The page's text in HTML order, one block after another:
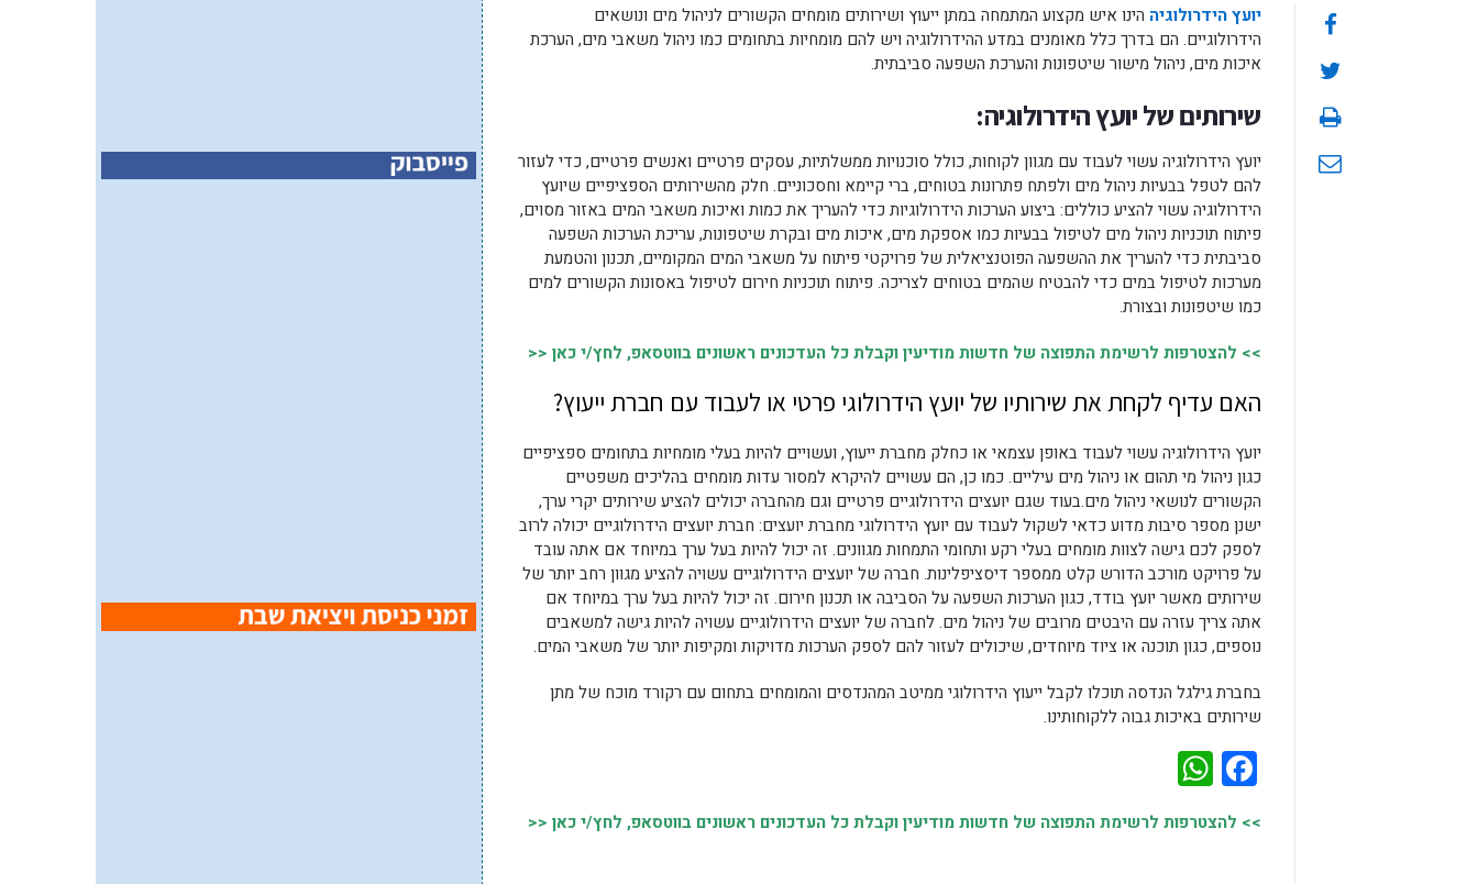
יועץ הידרולוגיה הינו איש מקצוע המתמחה במתן ייעוץ ושירותים מומחים הקשורים לניהול מים ונושאים
הידרולוגיים. הם בדרך כלל מאומנים במדע ההידרולוגיה ויש להם מומחיות בתחומים כמו ניהול משאבי מים, הערכת
איכות מים, ניהול מישור שיטפונות והערכת השפעה סביבתית.
שירותים של יועץ הידרולוגיה:
יועץ הידרולוגיה עשוי לעבוד עם מגוון לקוחות, כולל סוכנויות ממשלתיות, עסקים פרטיים ואנשים פרטיים, כדי לעזור
להם לטפל בבעיות ניהול מים ולפתח פתרונות בטוחים, ברי קיימא וחסכוניים. חלק מהשירותים הספציפיים שיועץ
הידרולוגיה עשוי להציע כוללים: ביצוע הערכות הידרולוגיות כדי להעריך את כמות ואיכות משאבי המים באזור מסוים,
פיתוח תוכניות ניהול מים לטיפול בבעיות כמו אספקת מים, איכות מים ובקרת שיטפונות, עריכת הערכות השפעה
סביבתית כדי להעריך את ההשפעה הפוטנציאלית של פרויקטי פיתוח על משאבי המים המקומיים, תכנון והטמעת
מערכות לטיפול במים כדי להבטיח שהמים בטוחים לצריכה. פיתוח תוכניות חירום לטיפול באסונות הקשורים למים
כמו שיטפונות ובצורת.
>> להצטרפות לרשימת התפוצה של חדשות מודיעין וקבלת כל העדכונים ראשונים בווטסאפ, לחץ/י כאן <<
האם עדיף לקחת את שירותיו של יועץ הידרולוגי פרטי או לעבוד עם חברת ייעוץ?
יועץ הידרולוגיה עשוי לעבוד באופן עצמאי או כחלק מחברת ייעוץ, ועשויים להיות בעלי מומחיות בתחומים ספציפיים
כגון ניהול מי תהום או ניהול מים עיליים. כמו כן, הם עשויים להיקרא למסור עדות מומחים בהליכים משפטיים
הקשורים לנושאי ניהול מים.בעוד שגם יועצים הידרולוגיים פרטיים וגם מהחברה יכולים להציע שירותים יקרי ערך,
ישנן מספר סיבות מדוע כדאי לשקול לעבוד עם יועץ הידרולוגי מחברת יועצים: חברת יועצים הידרולוגיים יכולה לרוב
לספק לכם גישה לצוות מומחים בעלי רקע ותחומי התמחות מגוונים. זה יכול להיות בעל ערך במיוחד אם אתה עובד
על פרויקט מורכב הדורש קלט ממספר דיסציפלינות. חברה של יועצים הידרולוגיים עשויה להציע מגוון רחב יותר של
שירותים מאשר יועץ בודד, כגון הערכות השפעה על הסביבה או תכנון חירום. זה יכול להיות בעל ערך במיוחד אם
אתה צריך עזרה עם היבטים מרובים של ניהול מים. לחברה של יועצים הידרולוגיים עשויה להיות גישה למשאבים
נוספים, כגון תוכנה או ציוד מיוחדים, שיכולים לעזור להם לספק הערכות מדויקות ומקיפות יותר של משאבי המים.
בחברת גילגל הנדסה תוכלו לקבל ייעוץ הידרולוגי ממיטב המהנדסים והמומחים בתחום עם רקורד מוכח של מתן
שירותים באיכות גבוה ללקוחותינו.
Facebook
>> להצטרפות לרשימת התפוצה של חדשות מודיעין וקבלת כל העדכונים ראשונים בווטסאפ, לחץ/י כאן <<